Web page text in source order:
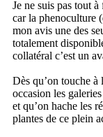
Je ne suis pas tout
car la phenoculture
mon avis une des
totalement
collatéral c’est un
Dès qu’on touche
occasion les
et qu’on hache les
plantes de ce plein